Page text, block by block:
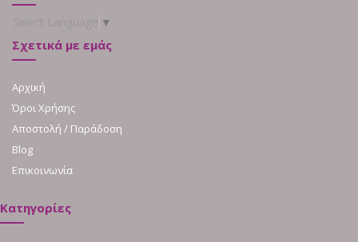
▼
Σχετικά με εμάς
Αρχική
Όροι Χρήσης
Αποστολή / Παράδοση
Blog
Επικοινωνία
Κατηγορίες